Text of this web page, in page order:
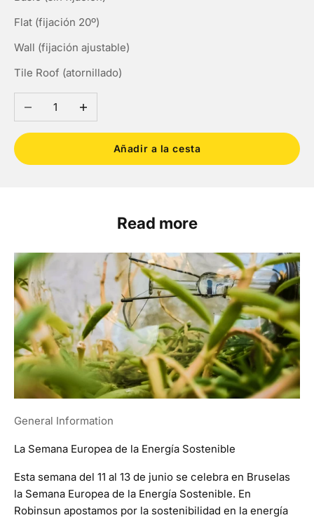
Flat (fijación 20º)
Wall (fijación ajustable)
Tile Roof (atornillado)
Reducir cantidadAumentar cantidad
Añadir a la cesta
Read more
General Information
La Semana Europea de la Energía Sostenible
Esta semana del 11 al 13 de junio se celebra en Bruselas
la Semana Europea de la Energía Sostenible. En
Robinsun apostamos por la sostenibilidad en la energía